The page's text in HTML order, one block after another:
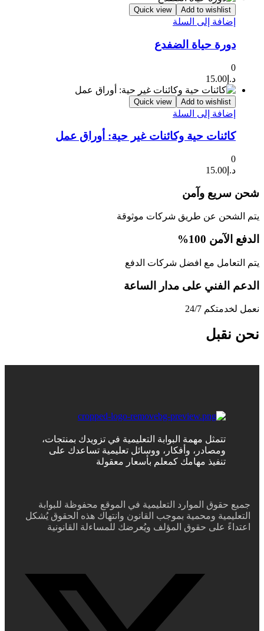
Add to wishlist
Quick view
إضافة إلى السلة
دورة حياة الضفدع
0
د.إ 15.00
Add to wishlist
Quick view
إضافة إلى السلة
كائنات حية وكائنات غير حية: أوراق عمل
0
د.إ 15.00
شحن سريع وآمن
يتم الشحن عن طريق شركات موثوقة
الدفع الآمن 100%
يتم التعامل مع افضل شركات الدفع
الدعم الفني على مدار الساعة
نعمل لخدمتكم 24/7
نحن نقبل
تتمثل مهمة البوابة التعليمية في تزويدك بمنتجات،
ومصادر، وأفكار، ووسائل تعليمية تساعدك على
تنفيذ مهامك كمعلم بأسعار معقولة
جميع حقوق الموارد التعليمية في الموقع محفوظة للبوابة
التعليمية ومحمية بموجب القانون وانتهاك هذه الحقوق يُشكل
اعتداءً على حقوق المؤلف ويُعرضك للمساءلة القانونية